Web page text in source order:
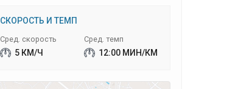
СКОРОСТЬ И ТЕМП
Сред. скорость
5 КМ/Ч
Сред. темп
12:00 МИН/КМ